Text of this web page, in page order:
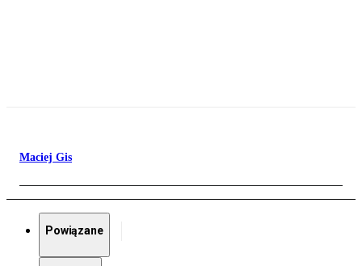
Maciej Gis
Powiązane